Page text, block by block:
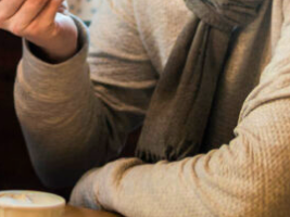
zur Verfügung. In teils rasanten
Landschaft immer im